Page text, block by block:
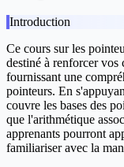
Introduction
Ce cours sur les
destiné à renforcer vos
fournissant une
pointeurs. En
couvre les bases des
que l'arithmétique
apprenants pourront
familiariser avec la